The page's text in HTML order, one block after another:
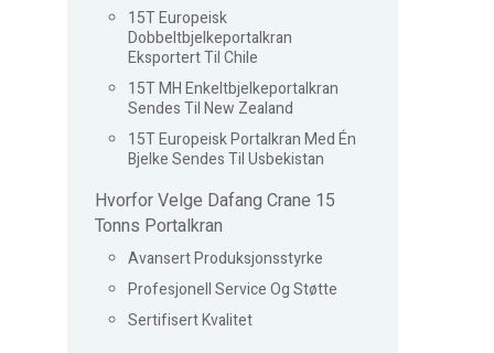
15T Europeisk
Dobbeltbjelkeportalkran
Eksportert Til Chile
15T MH Enkeltbjelkeportalkran
Sendes Til New Zealand
15T Europeisk Portalkran Med Én
Bjelke Sendes Til Usbekistan
Hvorfor Velge Dafang Crane 15
Tonns Portalkran
Avansert Produksjonsstyrke
Profesjonell Service Og Støtte
Sertifisert Kvalitet